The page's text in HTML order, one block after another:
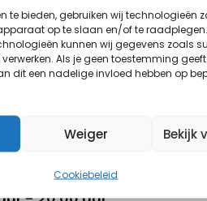
te bieden, gebruiken wij technologieën
op te slaan en/of te raadplegen.
kunnen wij gegevens zoals
verwerken. Als je geen toestemming
dit een nadelige invloed hebben op
Weiger Bekijk
Cookiebeleid
TV